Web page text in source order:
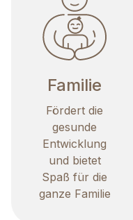
Familie
Fördert die
gesunde
Entwicklung
und bietet
Spaß für die
ganze Familie